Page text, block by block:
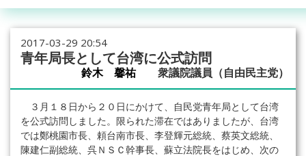
2017-03-29 20:54
青年局長として台湾に公式訪問
鈴木 馨祐 衆議院議員（自由民主党）
３月１８日から２０日にかけて、自民党青年局として台湾
を公式訪問しました。限られた滞在ではありましたが、台湾
では鄭桃園市長、頼台南市長、李登輝元総統、蔡英文総統、
陳建仁副総統、呉ＮＳＣ幹事長、蘇立法院長をはじめ、次の